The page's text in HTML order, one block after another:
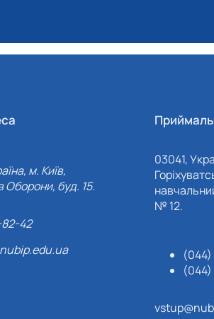
м. Київ,
Оборони, буд. 15.
42
03041,
№ 12.